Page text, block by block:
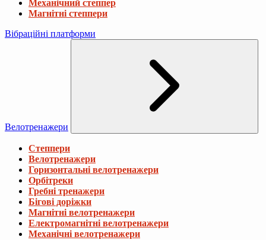
Механічний степпер
Магнітні степпери
Вібраційні платформи
Велотренажери
Степпери
Велотренажери
Горизонтальні велотренажери
Орбітреки
Гребні тренажери
Бігові доріжки
Магнітні велотренажери
Електромагнітні велотренажери
Механічні велотренажери